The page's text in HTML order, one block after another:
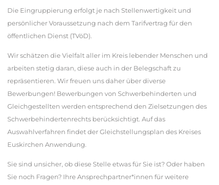
Die Eingruppierung erfolgt je nach Stellenwertigkeit und
persönlicher Voraussetzung nach dem Tarifvertrag für den
öffentlichen Dienst (TVöD).
Wir schätzen die Vielfalt aller im Kreis lebender Menschen und
arbeiten stetig daran, diese auch in der Belegschaft zu
repräsentieren. Wir freuen uns daher über diverse
Bewerbungen! Bewerbungen von Schwerbehinderten und
Gleichgestellten werden entsprechend den Zielsetzungen des
Schwerbehindertenrechts berücksichtigt. Auf das
Auswahlverfahren findet der Gleichstellungsplan des Kreises
Euskirchen Anwendung.
Sie sind unsicher, ob diese Stelle etwas für Sie ist? Oder haben
Sie noch Fragen? Ihre Ansprechpartner*innen für weitere